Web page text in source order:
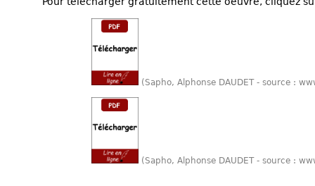
(Sapho, Alphonse DAUDET - source :
(Sapho, Alphonse DAUDET - source :